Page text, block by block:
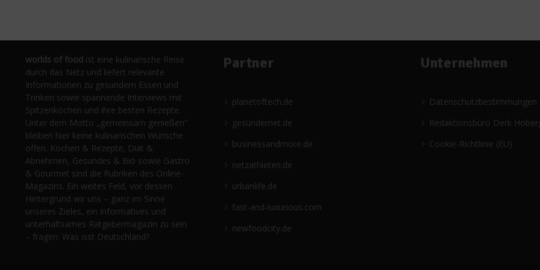
worlds of food ist eine kulinarische Reise
durch das Netz und liefert relevante
Informationen zu gesundem Essen und
Trinken sowie spannende Interviews mit
Spitzenköchen und ihre besten Rezepte.
Unter dem Motto „gemeinsam genießen“
bleiben hier keine kulinarischen Wünsche
offen. Kochen & Rezepte, Diät &
Abnehmen, Gesundes & Bio sowie Gastro
& Gourmet sind die Rubriken des Online-
Magazins. Ein weites Feld, vor dessen
Hintergrund wir uns – ganz im Sinne
unseres Zieles, ein informatives und
unterhaltsames Ratgebermagazin zu sein
– fragen: Was isst Deutschland?
Partner
planetoftech.de
gesündernet.de
businessandmore.de
netzathleten.de
urbanlife.de
fast-and-luxurious.com
newfoodcity.de
Unternehmen
Datenschutzbestimmungen
Redaktionsbüro Derk
Cookie-Richtlinie (EU)